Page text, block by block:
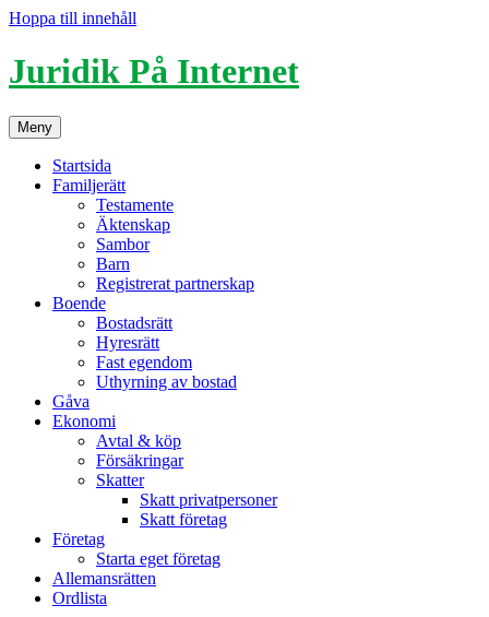
Hoppa till innehåll
Juridik På Internet
Meny
Startsida
Familjerätt
Testamente
Äktenskap
Sambor
Barn
Registrerat partnerskap
Boende
Bostadsrätt
Hyresrätt
Fast egendom
Uthyrning av bostad
Gåva
Ekonomi
Avtal & köp
Försäkringar
Skatter
Skatt privatpersoner
Skatt företag
Företag
Starta eget företag
Allemansrätten
Ordlista